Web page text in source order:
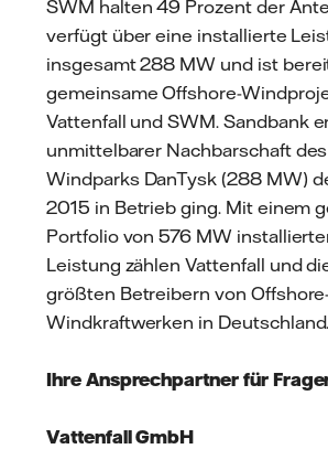
SWM halten 49 Prozent der
verfügt über eine installierte
insgesamt 288 MW und ist
gemeinsame Offshore-
Vattenfall und SWM. Sandbank
unmittelbarer Nachbarschaft
Windparks DanTysk (288 MW)
2015 in Betrieb ging. Mit einem
Portfolio von 576 MW
Leistung zählen Vattenfall und
größten Betreibern von
Windkraftwerken in Deutschland.
Ihre Ansprechpartner für
Vattenfall GmbH